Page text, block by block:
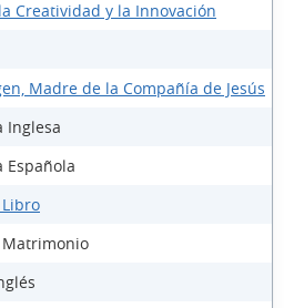
Creatividad y la Innovación
Madre de la Compañía de Jesús
Inglesa
Española